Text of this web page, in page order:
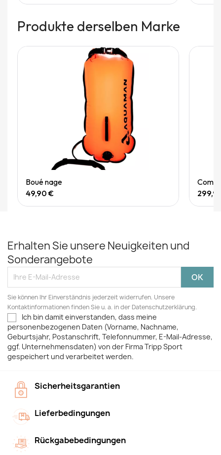
Produkte derselben Marke
Boué nage
49,90 €
Erhalten Sie unsere Neuigkeiten und
Sonderangebote
Sie können Ihr Einverständnis jederzeit widerrufen. Unsere
Kontaktinformationen finden Sie u. a. in der Datenschutzerklärung.
Ich bin damit einverstanden, dass meine
personenbezogenen Daten (Vorname, Nachname,
Geburtsjahr, Postanschrift, Telefonnummer, E-Mail-Adresse,
ggf. Unternehmensdaten) von der Firma Tripp Sport
gespeichert und verarbeitet werden.
Sicherheitsgarantien
Lieferbedingungen
Rückgabebedingungen